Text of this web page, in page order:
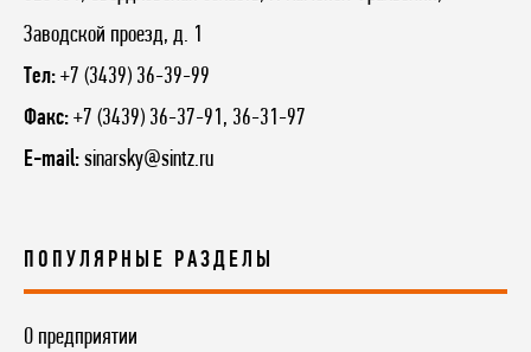
Заводской проезд, д. 1
Тел: +7 (3439) 36-39-99
Факс: +7 (3439) 36-37-91, 36-31-97
E-mail: sinarsky@sintz.ru
ПОПУЛЯРНЫЕ РАЗДЕЛЫ
О предприятии